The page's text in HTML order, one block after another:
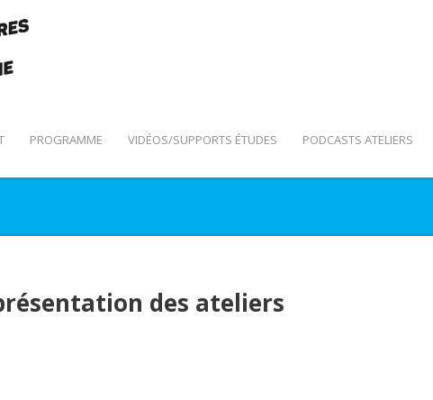
PROGRAMME VIDÉOS/SUPPORTS ÉTUDES PODCASTS ATELIERS
des ateliers